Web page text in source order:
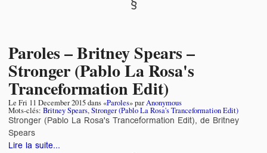
Paroles – Britney Spears –
Stronger (Pablo La Rosa's
Tranceformation Edit)
Le Fri 11 December 2015dans «Paroles» parAnonymous
Mots-clés: Britney Spears,Stronger (Pablo La Rosa's Tranceformation Edit)
Stronger (Pablo La Rosa's Tranceformation Edit), de Britney
Spears
Lire la suite...